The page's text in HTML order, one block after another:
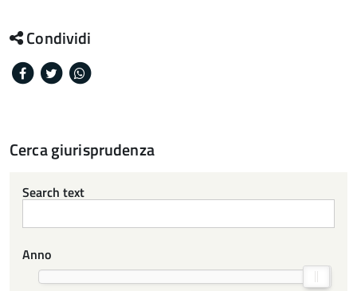
Condividi
Facebook
Twitter
Cerca giurisprudenza
Search text
Anno